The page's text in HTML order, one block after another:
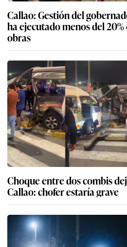
Callao: Gestión del
ha ejecutado menos del
obras
Choque entre dos combis
Callao: chofer estaría grave